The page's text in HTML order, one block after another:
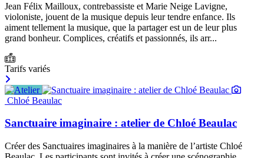
Jean Félix Mailloux, contrebassiste et Marie Neige Lavigne,
violoniste, jouent de la musique depuis leur tendre enfance. Ils
aiment tellement la musique, que la partager est un de leur plus
grand bonheur. Complices, créatifs et passionnés, ils arr...
Tarifs variés
Chloé Beaulac
Sanctuaire imaginaire : atelier de Chloé Beaulac
Créer des Sanctuaires imaginaires à la manière de l’artiste Chloé